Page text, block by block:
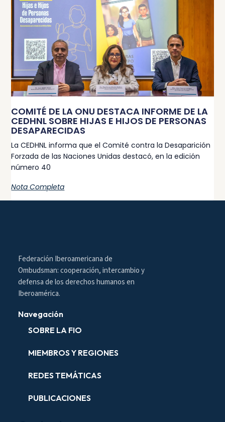
COMITÉ DE LA ONU DESTACA INFORME DE LA
CEDHNL SOBRE HIJAS E HIJOS DE PERSONAS
DESAPARECIDAS
La CEDHNL informa que el Comité contra la Desaparición
Forzada de las Naciones Unidas destacó, en la edición
número 40
Nota Completa
Federación Iberoamericana de
Ombudsman: cooperación, intercambio y
defensa de los derechos humanos en
Iberoamérica.
Navegación
SOBRE LA FIO
MIEMBROS Y REGIONES
REDES TEMÁTICAS
PUBLICACIONES